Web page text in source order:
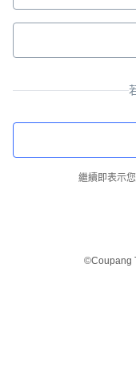
繼續即表示
©Coupang